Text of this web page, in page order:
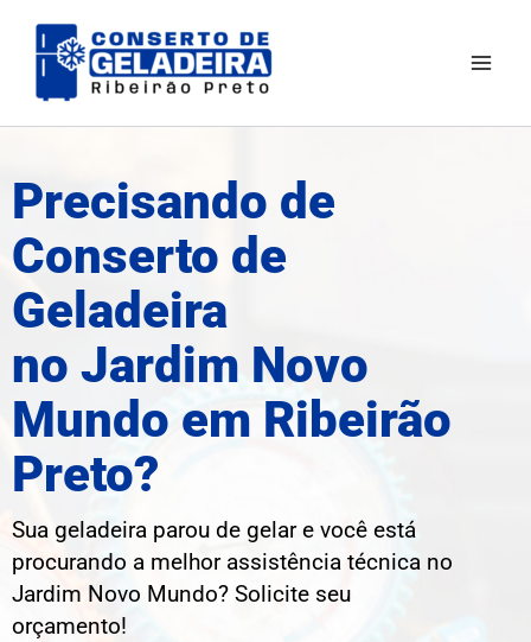
para
Precisando de
Conserto de
Geladeira
no Jardim Novo
Mundo em Ribeirão
Preto?
Sua geladeira parou de gelar e você está
procurando a melhor assistência técnica no
Jardim Novo Mundo? Solicite seu
orçamento!